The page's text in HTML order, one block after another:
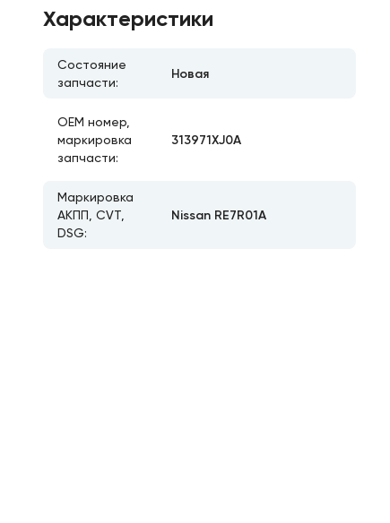
Характеристики
Состояние
запчасти:
Новая
ОЕМ номер,
маркировка
запчасти:
313971XJ0A
Маркировка
АКПП, CVT,
DSG:
Nissan RE7R01A